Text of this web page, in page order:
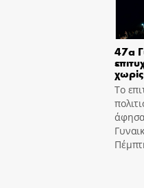
47α
Το